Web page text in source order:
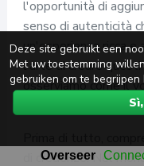
l'opportunità di
senso di autenticità
un'esperienza ricca e
l'arte di creare
osserviamo come il
con un intero nuovo
Prima di tutto,
di credenze. Nel
Deze site gebruikt een
Met uw toestemming
gebruiken om te